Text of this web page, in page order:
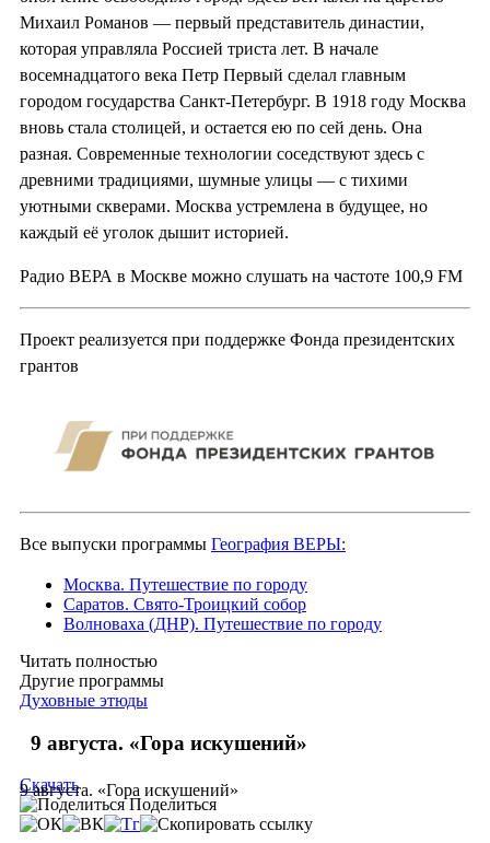
Михаил Романов — первый представитель династии,
которая управляла Россией триста лет. В начале
восемнадцатого века Петр Первый сделал главным
городом государства Санкт-Петербург. В 1918 году Москва
вновь стала столицей, и остается ею по сей день. Она
разная. Современные технологии соседствуют здесь с
древними традициями, шумные улицы — с тихими
уютными скверами. Москва устремлена в будущее, но
каждый её уголок дышит историей.
Радио ВЕРА в Москве можно слушать на частоте 100,9 FM
Проект реализуется при поддержке Фонда президентских
грантов
Все выпуски программы География ВЕРЫ:
Москва. Путешествие по городу
Саратов. Свято-Троицкий собор
Волноваха (ДНР). Путешествие по городу
Читать полностью
Другие программы
Духовные этюды
9 августа. «Гора искушений»
9 августа. «Гора искушений»
Скачать
Поделиться